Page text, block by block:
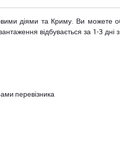
діями та Криму. Ви можете
відбувається за 1-3 дні
перевізника